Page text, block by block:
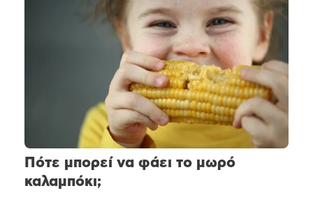
Πότε μπορεί να φάει το μωρό
καλαμπόκι;